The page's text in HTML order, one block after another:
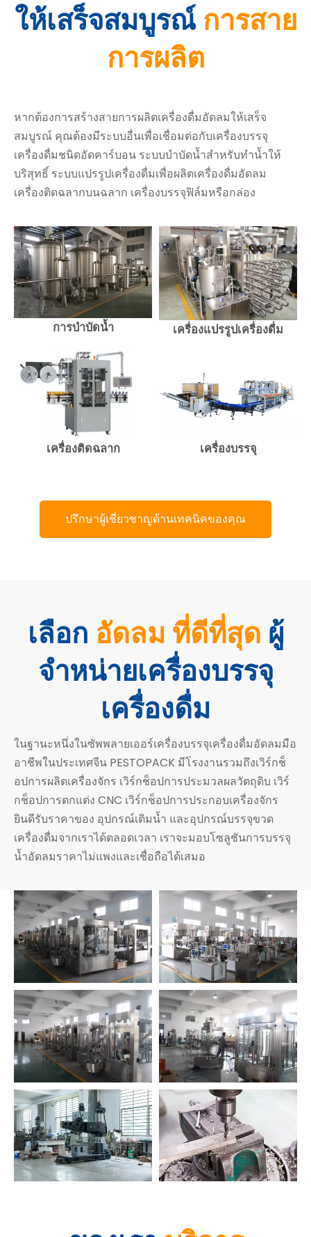
ให้เสร็จสมบูรณ์การสาย
การผลิต
หากต้องการสร้างสายการผลิตเครื่องดื่มอัดลมให้เสร็จ
สมบูรณ์ คุณต้องมีระบบอื่นเพื่อเชื่อมต่อกับเครื่องบรรจุ
เครื่องดื่มชนิดอัดคาร์บอน ระบบบำบัดน้ำสำหรับทำน้ำให้
บริสุทธิ์ ระบบแปรรูปเครื่องดื่มเพื่อผลิตเครื่องดื่มอัดลม
เครื่องติดฉลากบนฉลาก เครื่องบรรจุฟิล์มหรือกล่อง
การบำบัดน้ำ เครื่องแปรรูปเครื่องดื่ม
เครื่องติดฉลาก เครื่องบรรจุ
ปรึกษาผู้เชี่ยวชาญด้านเทคนิคของคุณ
เลือก อัดลม ที่ดีที่สุด ผู้
จำหน่ายเครื่องบรรจุ
เครื่องดื่ม
ในฐานะหนึ่งในซัพพลายเออร์เครื่องบรรจุเครื่องดื่มอัดลมมือ
อาชีพในประเทศจีน PESTOPACK มีโรงงานรวมถึงเวิร์กช็
อปการผลิตเครื่องจักร เวิร์กช็อปการประมวลผลวัตถุดิบ เวิร์
กช็อปการตกแต่ง CNC เวิร์กช็อปการประกอบเครื่องจักร
ยินดีรับราคาของ อุปกรณ์เติมน้ำ และอุปกรณ์บรรจุขวด
เครื่องดื่มจากเราได้ตลอดเวลา เราจะมอบโซลูชันการบรรจุ
น้ำอัดลมราคาไม่แพงและเชื่อถือได้เสมอ